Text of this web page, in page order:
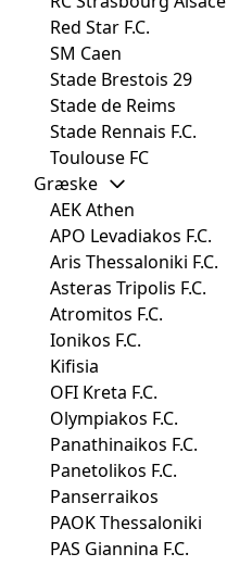
Red Star F.C.
SM Caen
Stade Brestois 29
Stade de Reims
Stade Rennais F.C.
Toulouse FC
Græske
AEK Athen
APO Levadiakos F.C.
Aris Thessaloniki F.C.
Asteras Tripolis F.C.
Atromitos F.C.
Ionikos F.C.
Kifisia
OFI Kreta F.C.
Olympiakos F.C.
Panathinaikos F.C.
Panetolikos F.C.
Panserraikos
PAOK Thessaloniki
PAS Giannina F.C.